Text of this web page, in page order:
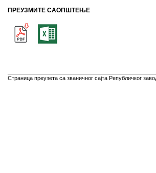
ПРЕУЗМИТЕ САОПШТЕЊЕ
Страница преузета са званичног сајта Републичког